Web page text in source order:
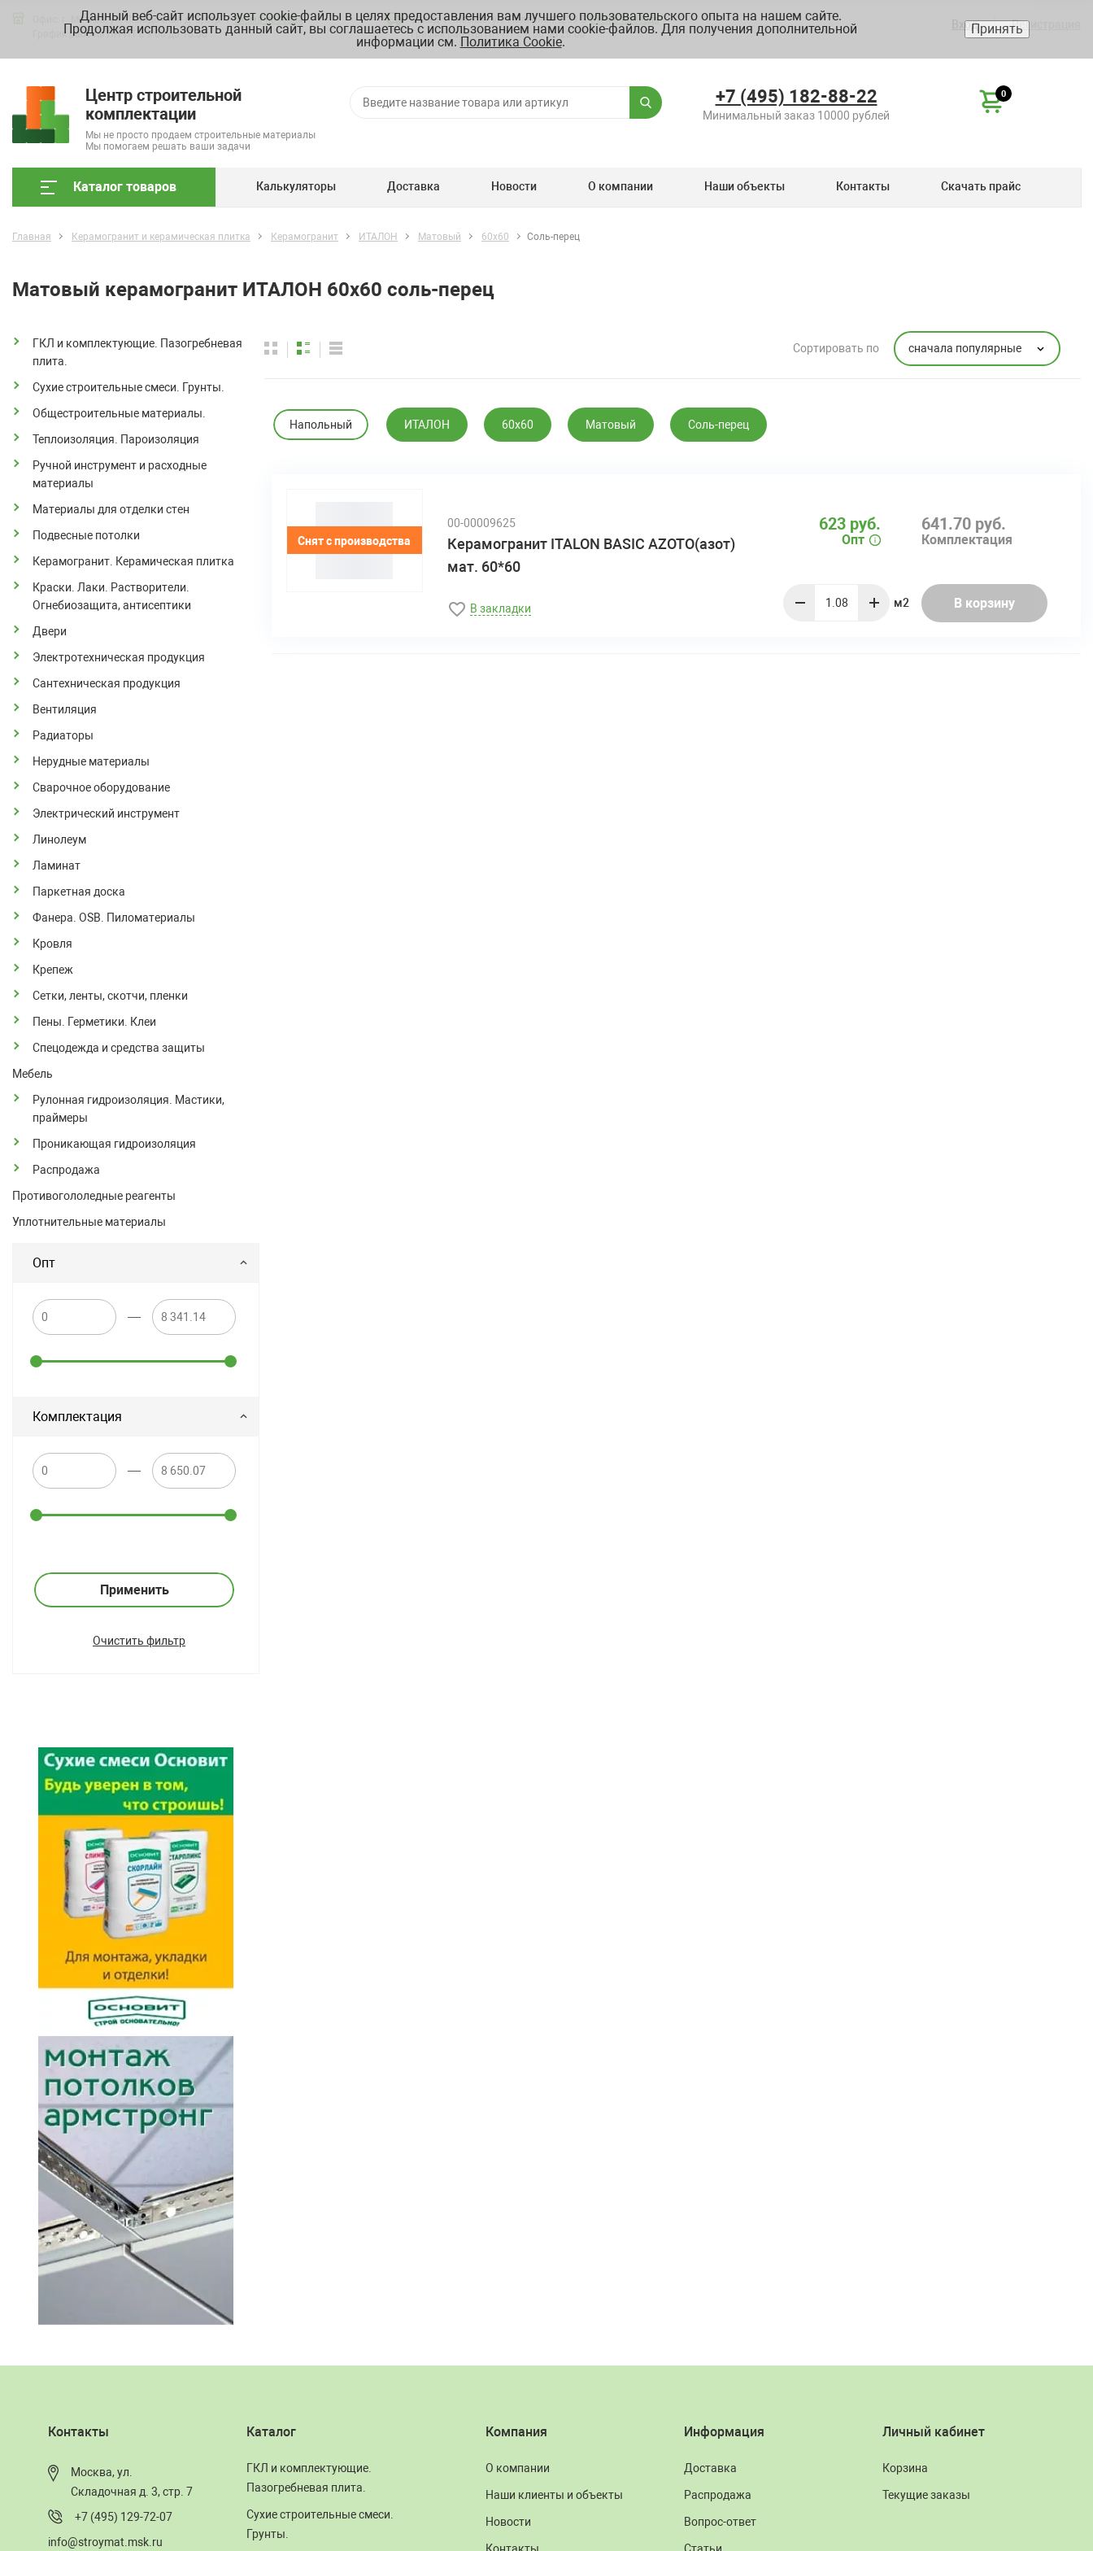
Вход Регистрация
Офис: г. Москва, ул. Складочная д. 3, стр. 7Схема проезда
График работы ПН-ПТ с 9.00 до 18.00
Склад: г. Москва, ул. Полярная, д.39 БСхема проезда
График работы ПН-ПТ с 8.00 до 20.00
Центр строительной
комплектации
Мы не просто продаем строительные материалы
Мы помогаем решать ваши задачи
+7 (495) 182-88-22
Минимальный заказ 10000 рублей
0
Каталог товаров Калькуляторы Доставка Новости О компании Наши объекты Контакты Скачать прайс
Главная Керамогранит и керамическая плитка Керамогранит ИТАЛОН Матовый 60х60 Соль-перец
Матовый керамогранит ИТАЛОН 60х60 соль-перец
Сортировать по сначала популярные
ГКЛ и комплектующие. Пазогребневая
плита.
Сухие строительные смеси. Грунты.
Общестроительные материалы.
Теплоизоляция. Пароизоляция
Ручной инструмент и расходные
материалы
Материалы для отделки стен
Подвесные потолки
Керамогранит. Керамическая плитка
Краски. Лаки. Растворители.
Огнебиозащита, антисептики
Двери
Электротехническая продукция
Сантехническая продукция
Вентиляция
Радиаторы
Нерудные материалы
Сварочное оборудование
Электрический инструмент
Линолеум
Ламинат
Паркетная доска
Фанера. OSB. Пиломатериалы
Кровля
Крепеж
Сетки, ленты, скотчи, пленки
Пены. Герметики. Клеи
Спецодежда и средства защиты
Мебель
Рулонная гидроизоляция. Мастики,
праймеры
Проникающая гидроизоляция
Распродажа
Противогололедные реагенты
Уплотнительные материалы
Опт
—
Комплектация
—
Применить
Очистить фильтр
Напольный ИТАЛОН 60х60 Матовый Соль-перец
Снят с производства
00-00009625
Керамогранит ITALON BASIC AZOTO(азот)
мат. 60*60
В закладки
641.70 руб.
Комплектация
623 руб.
Опт
quantity
м2 В корзину
Контакты
Москва, ул.
Складочная д. 3, стр. 7
+7 (495) 129-72-07
info@stroymat.msk.ru
Каталог
ГКЛ и комплектующие.
Пазогребневая плита.
Сухие строительные смеси.
Грунты.
Компания
О компании
Наши клиенты и объекты
Новости
Контакты
Информация
Доставка
Распродажа
Вопрос-ответ
Статьи
Личный кабинет
Корзина
Текущие заказы
Данный веб-сайт использует cookie-файлы в целях предоставления вам лучшего пользовательского опыта на нашем сайте.
Продолжая использовать данный сайт, вы соглашаетесь с использованием нами cookie-файлов. Для получения дополнительной
информации см. Политика Cookie.
Принять